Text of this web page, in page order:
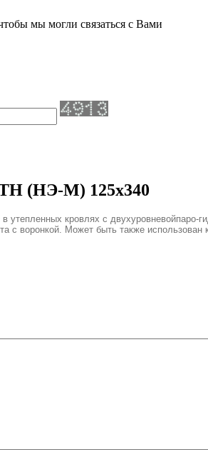
мы могли связаться с Вами
ТН (НЭ-М) 125х340
кровлях с
с воронкой. Может быть также